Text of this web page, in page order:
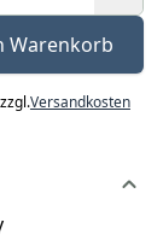
Warenkorb
zzgl.Versandkosten